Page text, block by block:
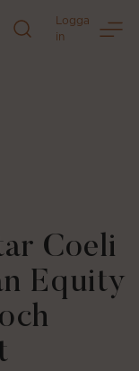
Logga
in
Coeli
Equity